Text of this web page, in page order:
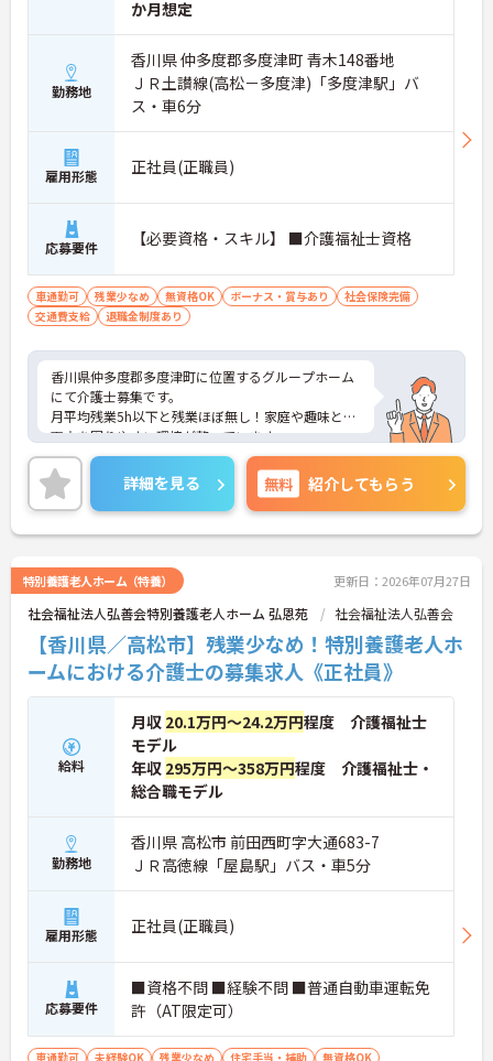
か月想定
勤務地
香川県 仲多度郡多度津町 青木148番地
ＪＲ土讃線(高松－多度津)「多度津駅」バ
ス・車6分
雇用形態 正社員(正職員)
応募要件 【必要資格・スキル】 ■介護福祉士資格
車通勤可 残業少なめ 無資格OK ボーナス・賞与あり
社会保険完備
交通費支給
退職金制度あり
香川県仲多度郡多度津町に位置するグループホーム
にて介護士募集です。
月平均残業5h以下と残業ほぼ無し！家庭や趣味との
両立を図りやすい環境が整っています。
ご興味のある方には、面接対策ポイントなど、さら
に詳細をお話いたしますので、お気軽にご相談くだ
さい。
詳細を見る 無料 紹介してもらう
特別養護老人ホーム（特養） 更新日：2026年07月27日
社会福祉法人弘善会特別養護老人ホーム 弘恩苑 社会福祉法人弘善会
【香川県／高松市】残業少なめ！特別養護老人ホ
ームにおける介護士の募集求人《正社員》
給料
月収 20.1万円～24.2万円程度 介護福祉士
モデル
年収 295万円～358万円程度 介護福祉士・
総合職モデル
勤務地
香川県 高松市 前田西町字大通683-7
ＪＲ高徳線「屋島駅」バス・車5分
雇用形態 正社員(正職員)
応募要件
■資格不問 ■経験不問 ■普通自動車運転免
許（AT限定可）
車通勤可 未経験OK 残業少なめ 住宅手当・補助
無資格OK